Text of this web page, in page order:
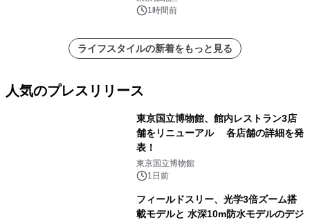
1時間前
ライフスタイルの新着をもっと見る
人気のプレスリリース
東京国立博物館、館内レストラン3店
舗をリニューアル 各店舗の詳細を発
表！
東京国立博物館
1日前
フィールドスリー、光学3倍ズーム搭
載モデルと 水深10m防水モデルのデジ